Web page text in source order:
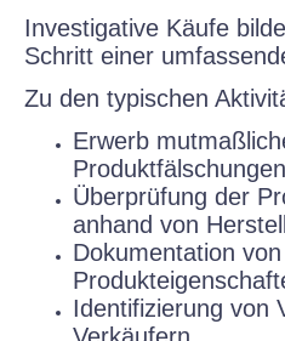
Investigative Käufe
Schritt einer
Zu den typischen
Erwerb
Produktfälschungen
Überprüfung der
anhand von
Dokumentation
Identifizierung von